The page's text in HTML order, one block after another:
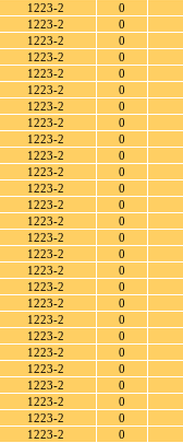
1223-2 0
1223-2 0
1223-2 0
1223-2 0
1223-2 0
1223-2 0
1223-2 0
1223-2 0
1223-2 0
1223-2 0
1223-2 0
1223-2 0
1223-2 0
1223-2 0
1223-2 0
1223-2 0
1223-2 0
1223-2 0
1223-2 0
1223-2 0
1223-2 0
1223-2 0
1223-2 0
1223-2 0
1223-2 0
1223-2 0
1223-2 0